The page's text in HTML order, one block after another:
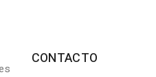
CONTACTO